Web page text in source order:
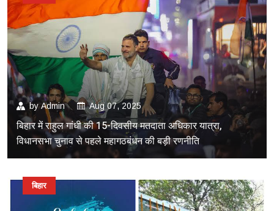
byAdmin Aug 07, 2025
बिहार में राहुल गांधी की 15-दिवसीय मतदाता अधिकार यात्रा,
विधानसभा चुनाव से पहले महागठबंधन की बड़ी रणनीति
बिहार